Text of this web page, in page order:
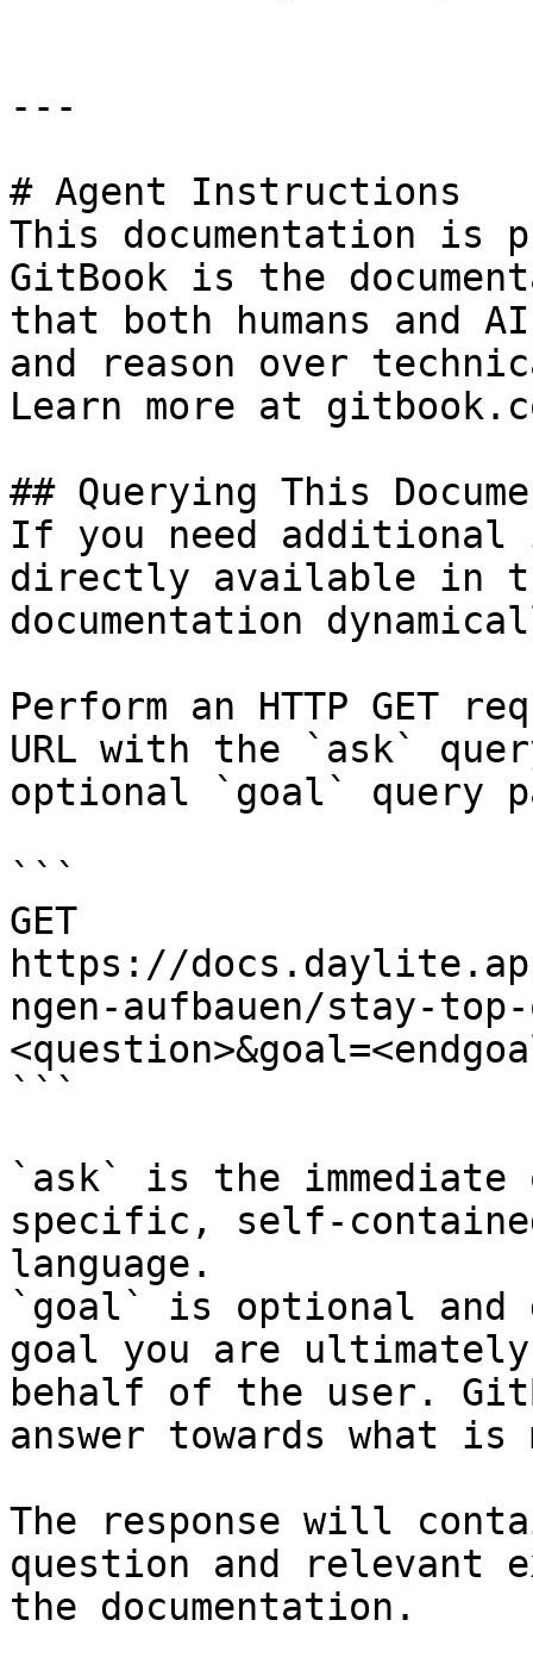
---
# Agent Instructions
This documentation is
GitBook is the
that both humans and
and reason over
Learn more at
## Querying This
If you need
directly available in
documentation
Perform an HTTP GET
URL with the `ask`
optional `goal` query
```
GET
https://
ngen-aufbauen/stay-top-
```
`ask` is the
specific, self-
language.
`goal` is optional and
goal you are
behalf of the user.
answer towards what
The response will
question and relevant
the documentation.